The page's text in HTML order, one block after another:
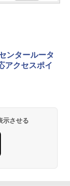
ンタールータ
アクセスポイ
示させる